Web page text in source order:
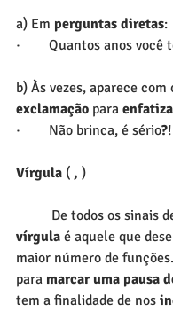
a) Em perguntas diretas:
·        Quantos anos você
b) Às vezes, aparece com
exclamação para
·        Não brinca, é sério?!
Vírgula ( , )
De todos os
vírgula é aquele que
maior número de
para marcar uma pausa
tem a finalidade de nos